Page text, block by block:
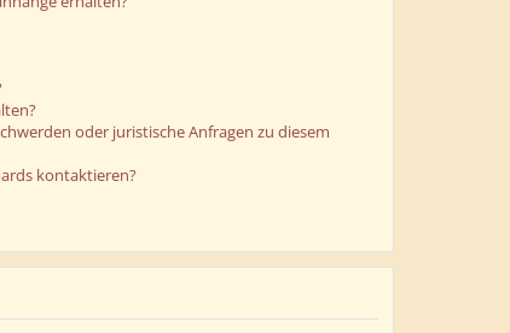
oder juristische Anfragen zu diesem
kontaktieren?